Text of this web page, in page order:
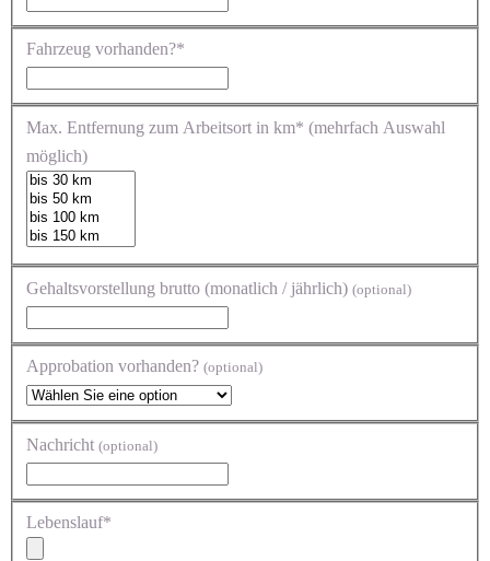
Fahrzeug vorhanden?*
Max. Entfernung zum Arbeitsort in km* (mehrfach Auswahl
möglich)
Gehaltsvorstellung brutto (monatlich / jährlich) (optional)
Approbation vorhanden? (optional)
Nachricht (optional)
Lebenslauf*